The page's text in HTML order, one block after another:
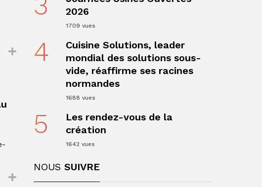
Partager
2026
1709 vues
4
Cuisine Solutions, leader
mondial des solutions sous-
vide, réaffirme ses racines
normandes
1688 vues
5
Les rendez-vous de la
création
1642 vues
NOUS SUIVRE